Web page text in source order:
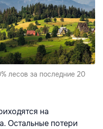
лесов за последние 20
на
Остальные потери